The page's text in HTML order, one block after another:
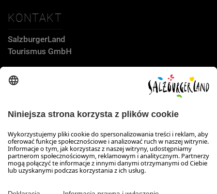
KONTAKT
SalzburgerLand
Tourismus GmbH
Wiener Bundesstraße 23
5300 Hallwang
GODZINY OTWARCIA
Skontaktuj się z nami!